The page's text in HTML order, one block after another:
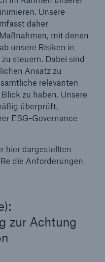
Unsere
daher
mit denen
unsere Risiken in
steuern. Dabei sind
Ansatz zu
relevanten
zu haben. Unsere
überprüft,
ESG-Governance
hier dargestellten
die Anforderungen
zur Achtung
der nicht
Naturkatastrophen